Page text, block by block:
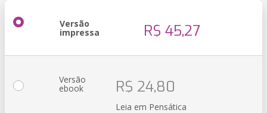
Versão
impressa R$ 45,27
Versão
ebook R$ 24,80
Leia em Pensática